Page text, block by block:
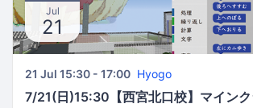
Jul
21
21 Jul 15:30 - 17:00 Hyogo
7/21(日)15:30【西宮北口校】マイン